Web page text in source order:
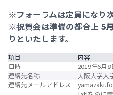
※フォーラムは定員になり
※祝賀会は準備の都合上 5
りといたします。
項目
内容
日時
2019年6月8
連絡先名称
大阪大学大
連絡先メールアドレス